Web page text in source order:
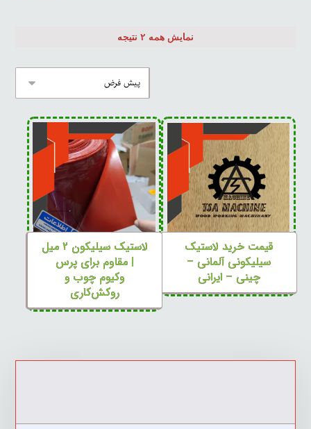
نمایش همه ۲ نتیجه
قیمت خرید لاستیک
سیلیکونی آلمانی –
چینی – ایرانی
لاستیک سیلیکون ۲ میل
| مقاوم برای پرس
وکیوم چوب و
روکش‌کاری